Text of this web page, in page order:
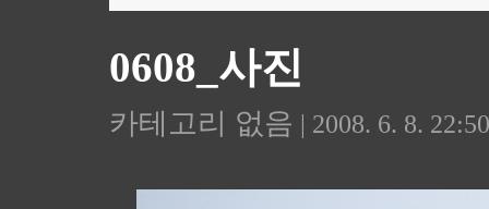
0608_사진
카테고리 없음 | 2008. 6. 8. 22:50